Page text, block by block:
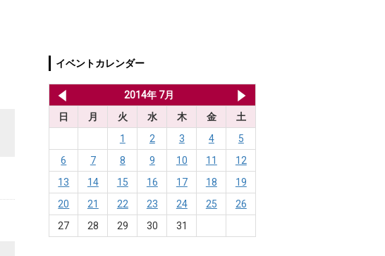
イベントカレンダー
2014年 7月
日
月 火 水 木 金
土
1
2 3 4
5
6
7 8 9 10 11
12
13
14 15 16 17 18
19
20
21 22 23 24 25
26
27
28 29 30 31